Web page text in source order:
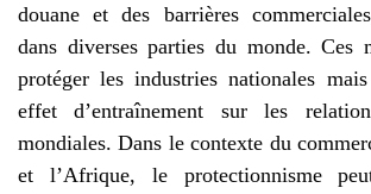
douane et des barrières
dans diverses parties du monde. Ces
protéger les industries nationales
effet d’entraînement sur les
mondiales. Dans le contexte du
et l’Afrique, le protectionnisme